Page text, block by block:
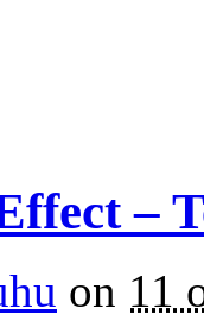
–
on 11